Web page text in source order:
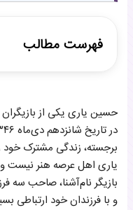
فهرست مطالب
پیوند خانوادگی با
حسین یاری یکی از
یاری اهل عرصه هنر نیست
بازیگر نام‌آشنا، صاحب سه
و با فرزندان خود ارتباطی